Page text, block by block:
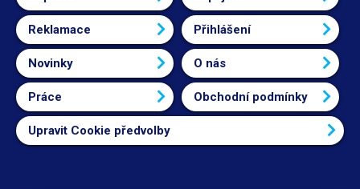
Reklamace Přihlášení
Novinky O nás
Práce Obchodní podmínky
Upravit Cookie předvolby